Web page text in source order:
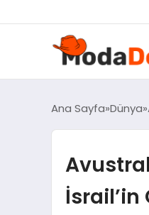
Ana Sayfa Dünya
İsrail’in